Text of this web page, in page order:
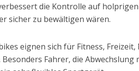
die Kontrolle auf
sicher zu bewältigen wären.
eignen sich für Fitness,
Fahrer, die Abwechslung